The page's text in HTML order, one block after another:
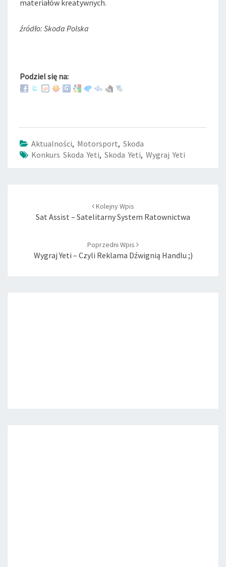
materiałów kreatywnych.
źródło: Skoda Polska
Podziel się na:
Aktualności, Motorsport, Skoda
Konkurs Skoda Yeti, Skoda Yeti, Wygraj Yeti
navigation
Kolejny Wpis
Sat Assist – Satelitarny System Ratownictwa
Poprzedni Wpis
Wygraj Yeti – Czyli Reklama Dźwignią Handlu ;)